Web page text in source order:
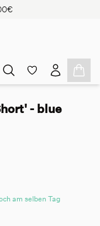
- blue
am selben Tag